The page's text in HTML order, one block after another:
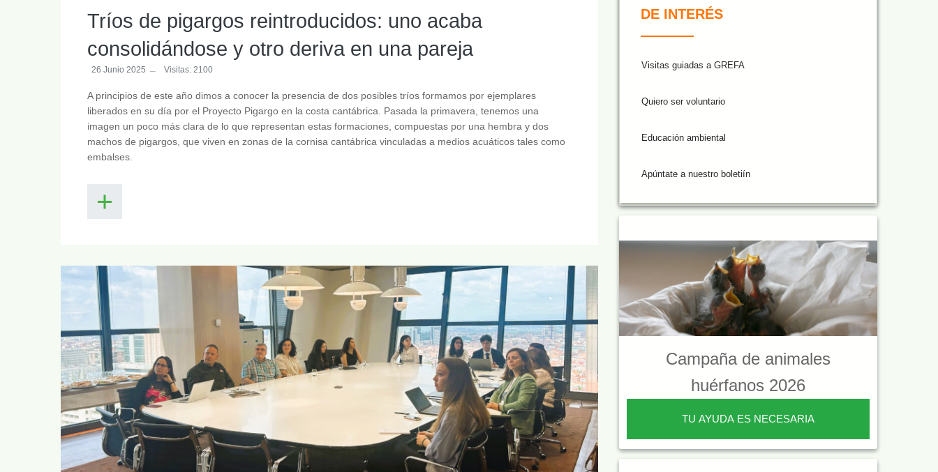
Tríos de pigargos reintroducidos: uno acaba
consolidándose y otro deriva en una pareja
26 Junio 2025 Visitas: 2100
A principios de este año dimos a conocer la presencia de dos posibles tríos formamos por ejemplares
liberados en su día por el Proyecto Pigargo en la costa cantábrica. Pasada la primavera, tenemos una
imagen un poco más clara de lo que representan estas formaciones, compuestas por una hembra y dos
machos de pigargos, que viven en zonas de la cornisa cantábrica vinculadas a medios acuáticos tales como
embalses.
DE INTERÉS
Visitas guiadas a GREFA
Quiero ser voluntario
Educación ambiental
Apúntate a nuestro boletiín
Campaña de animales
huérfanos 2026
TU AYUDA ES NECESARIA